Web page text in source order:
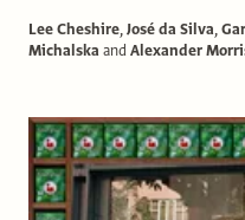
Lee Cheshire,José da Silva,
Michalska andAlexander